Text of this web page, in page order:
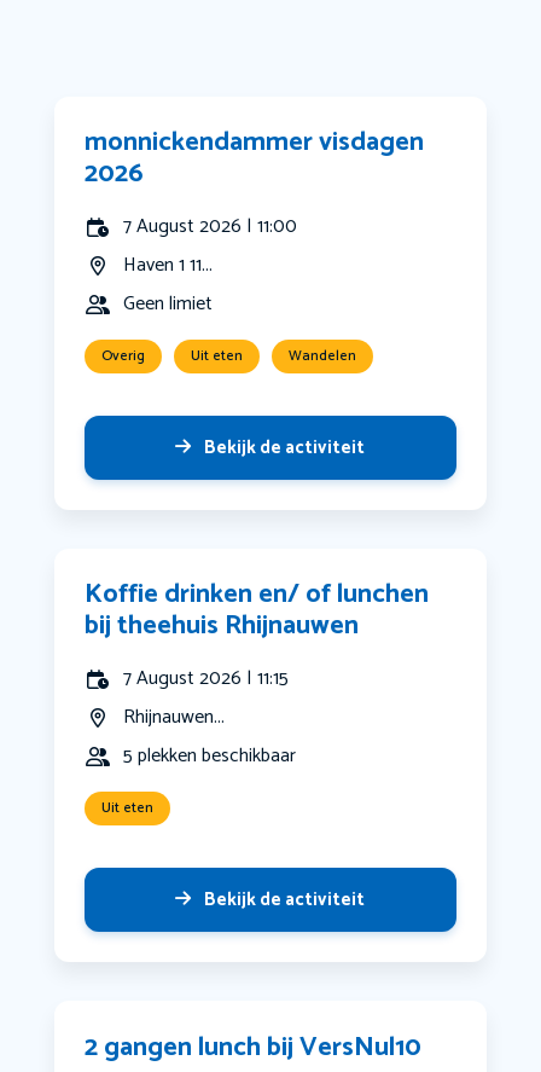
monnickendammer visdagen
2026
7 August 2026 | 11:00
Haven 1 11...
Geen limiet
Overig Uit eten Wandelen
Bekijk de activiteit
Koffie drinken en/ of lunchen
bij theehuis Rhijnauwen
7 August 2026 | 11:15
Rhijnauwen...
5 plekken beschikbaar
Uit eten
Bekijk de activiteit
2 gangen lunch bij VersNul10